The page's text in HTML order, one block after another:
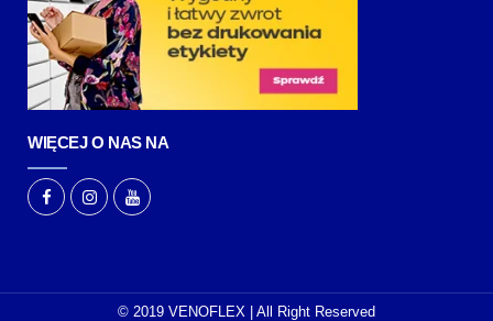
WIĘCEJ O NAS NA
© 2019 VENOFLEX | All Right Reserved